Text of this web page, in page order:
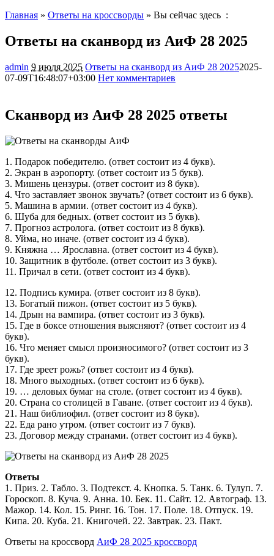
Главная » Ответы на кроссворды » Вы сейчас здесь :
Ответы на сканворд из АиФ 28 2025
admin 9 июля 2025 Ответы на сканворд из АиФ 28 20252025-
07-09T16:48:07+03:00 Нет комментариев
Сканворд из АиФ 28 2025 ответы
1. Подарок победителю. (ответ состоит из 4 букв).
2. Экран в аэропорту. (ответ состоит из 5 букв).
3. Мишень цензуры. (ответ состоит из 8 букв).
4. Что заставляет звонок звучать? (ответ состоит из 6 букв).
5. Машина в армии. (ответ состоит из 4 букв).
6. Шуба для бедных. (ответ состоит из 5 букв).
7. Прогноз астролога. (ответ состоит из 8 букв).
8. Уйма, но иначе. (ответ состоит из 4 букв).
9. Княжна … Ярославна. (ответ состоит из 4 букв).
10. Защитник в футболе. (ответ состоит из 3 букв).
11. Причал в сети. (ответ состоит из 4 букв).
12. Подпись кумира. (ответ состоит из 8 букв).
13. Богатый пижон. (ответ состоит из 5 букв).
14. Дрын на вампира. (ответ состоит из 3 букв).
15. Где в боксе отношения выясняют? (ответ состоит из 4
букв).
16. Что меняет смысл произносимого? (ответ состоит из 3
букв).
17. Где зреет рожь? (ответ состоит из 4 букв).
18. Много выходных. (ответ состоит из 6 букв).
19. … деловых бумаг на столе. (ответ состоит из 4 букв).
20. Страна со столицей в Гаване. (ответ состоит из 4 букв).
21. Наш библиофил. (ответ состоит из 8 букв).
22. Еда рано утром. (ответ состоит из 7 букв).
23. Договор между странами. (ответ состоит из 4 букв).
Ответы
1. Приз. 2. Табло. 3. Подтекст. 4. Кнопка. 5. Танк. 6. Тулуп. 7.
Гороскоп. 8. Куча. 9. Анна. 10. Бек. 11. Сайт. 12. Автограф. 13.
Мажор. 14. Кол. 15. Ринг. 16. Тон. 17. Поле. 18. Отпуск. 19.
Кипа. 20. Куба. 21. Книгочей. 22. Завтрак. 23. Пакт.
Ответы на кроссворд АиФ 28 2025 кроссворд